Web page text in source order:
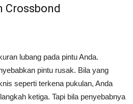
Crossbond
lubang pada pintu Anda.
pintu rusak. Bila yang
seperti terkena pukulan, Anda
ketiga. Tapi bila penyebabnya